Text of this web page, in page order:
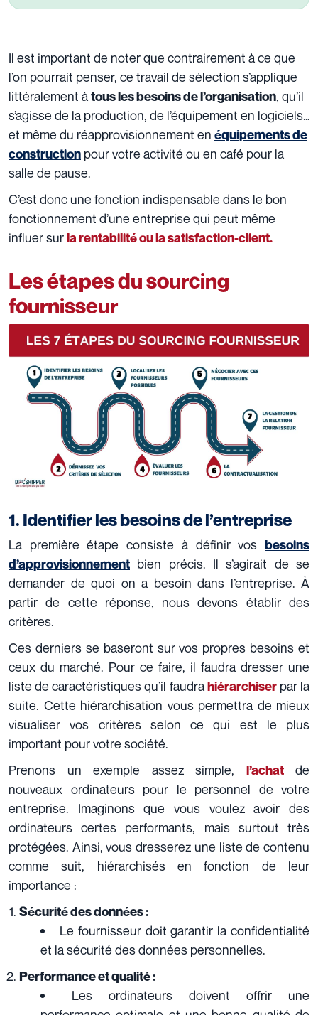
Il est important de noter que contrairement à ce que
l’on pourrait penser, ce travail de sélection s’applique
littéralement àtous les besoins de l’organisation, qu’il
s’agisse de la production, de l’équipement en logiciels…
et même du réapprovisionnement en équipements de
construction pour votre activité ou en café pour la
salle de pause.
C’est donc une fonction indispensable dans le bon
fonctionnement d’une entreprise qui peut même
influer surla rentabilité ou la satisfaction-client.
Les étapes du sourcing
fournisseur
1. Identifier les besoins de l’entreprise
La première étape consiste à définir vos besoins
d’approvisionnement bien précis. Il s’agirait de se
demander de quoi on a besoin dans l’entreprise. À
partir de cette réponse, nous devons établir des
critères.
Ces derniers se baseront sur vos propres besoins et
ceux du marché. Pour ce faire, il faudra dresser une
liste de caractéristiques qu’il faudrahiérarchiserpar la
suite. Cette hiérarchisation vous permettra de mieux
visualiser vos critères selon ce qui est le plus
important pour votre société.
Prenons un exemple assez simple, l’achatde
nouveaux ordinateurs pour le personnel de votre
entreprise. Imaginons que vous voulez avoir des
ordinateurs certes performants, mais surtout très
protégées. Ainsi, vous dresserez une liste de contenu
comme suit, hiérarchisés en fonction de leur
importance :
Sécurité des données :
Le fournisseur doit garantir la confidentialité
et la sécurité des données personnelles.
Performance et qualité :
Les ordinateurs doivent offrir une